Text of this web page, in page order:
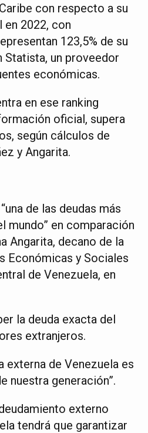
con respecto a su
en 2022, con
123,5% de su
Statista, un proveedor
económicas.
en ese ranking
oficial, supera
según cálculos de
y Angarita.
de las deudas más
mundo” en comparación
Angarita, decano de la
Económicas y Sociales
de Venezuela, en
la deuda exacta del
extranjeros.
externa de Venezuela es
nuestra generación”.
externo
tendrá que garantizar